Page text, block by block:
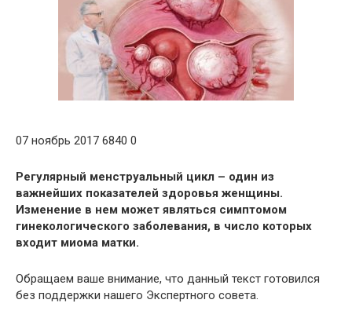
07 ноябрь 2017 6840 0
Регулярный менструальный цикл – один из
важнейших показателей здоровья женщины.
Изменение в нем может являться симптомом
гинекологического заболевания, в число которых
входит миома матки.
Обращаем ваше внимание, что данный текст готовился
без поддержки нашего Экспертного совета.